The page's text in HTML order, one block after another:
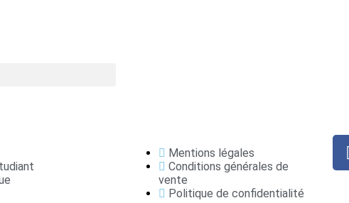
Mentions légales
Conditions générales de
vente
Politique de confidentialité